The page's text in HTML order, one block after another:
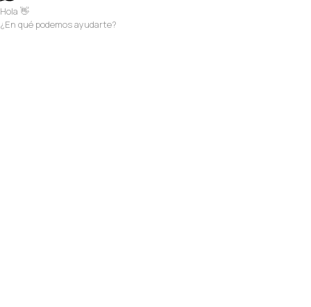
Hola 👋
¿En qué podemos ayudarte?